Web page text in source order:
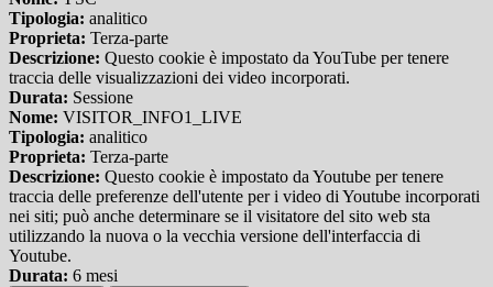
Tipologia: analitico
Proprieta: Terza-parte
Descrizione: Questo cookie è impostato da YouTube per tenere
traccia delle visualizzazioni dei video incorporati.
Durata: Sessione
Nome: VISITOR_INFO1_LIVE
Tipologia: analitico
Proprieta: Terza-parte
Descrizione: Questo cookie è impostato da Youtube per tenere
traccia delle preferenze dell'utente per i video di Youtube incorporati
nei siti; può anche determinare se il visitatore del sito web sta
utilizzando la nuova o la vecchia versione dell'interfaccia di
Youtube.
Durata: 6 mesi